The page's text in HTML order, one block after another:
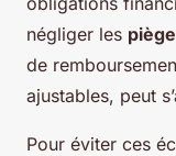
négliger les
de
ajustables, peut
Pour éviter ces